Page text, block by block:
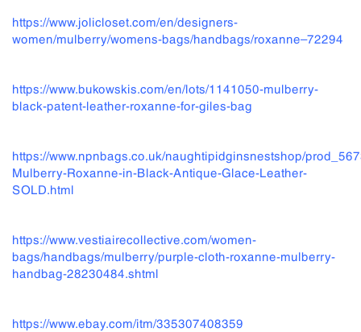
https://www.jolicloset.com/en/designers-
women/mulberry/womens-bags/handbags/roxanne–72294
https://www.bukowskis.com/en/lots/1141050-mulberry-
black-patent-leather-roxanne-for-giles-bag
https://www.npnbags.co.uk/naughtipidginsnestshop/
Mulberry-Roxanne-in-Black-Antique-Glace-Leather-
SOLD.html
https://www.vestiairecollective.com/women-
bags/handbags/mulberry/purple-cloth-roxanne-mulberry-
handbag-28230484.shtml
https://www.ebay.com/itm/335307408359